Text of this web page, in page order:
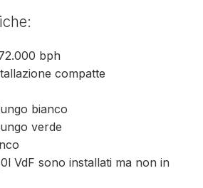
bph
compatte
bianco
verde
VdF sono installati ma non in